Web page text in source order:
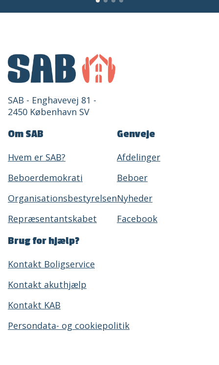
SAB - Enghavevej 81 -
2450 København SV
Om SAB
Hvem er SAB?
Beboerdemokrati
Organisationsbestyrelsen
Repræsentantskabet
Genveje
Afdelinger
Beboer
Nyheder
Facebook
Brug for hjælp?
Kontakt Boligservice
Kontakt akuthjælp
Kontakt KAB
Persondata- og cookiepolitik